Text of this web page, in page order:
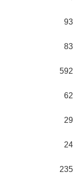
93
83
592
62
29
24
235